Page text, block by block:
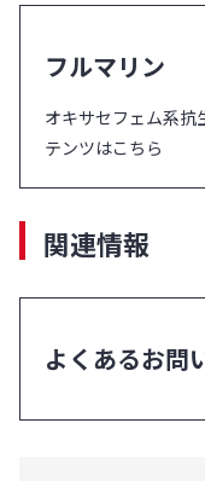
フルマリン
オキサセフェム系
テンツはこちら
関連情報
よくあるお問